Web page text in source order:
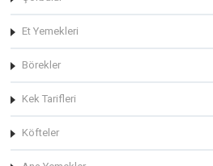
Et Yemekleri
Börekler
Kek Tarifleri
Köfteler